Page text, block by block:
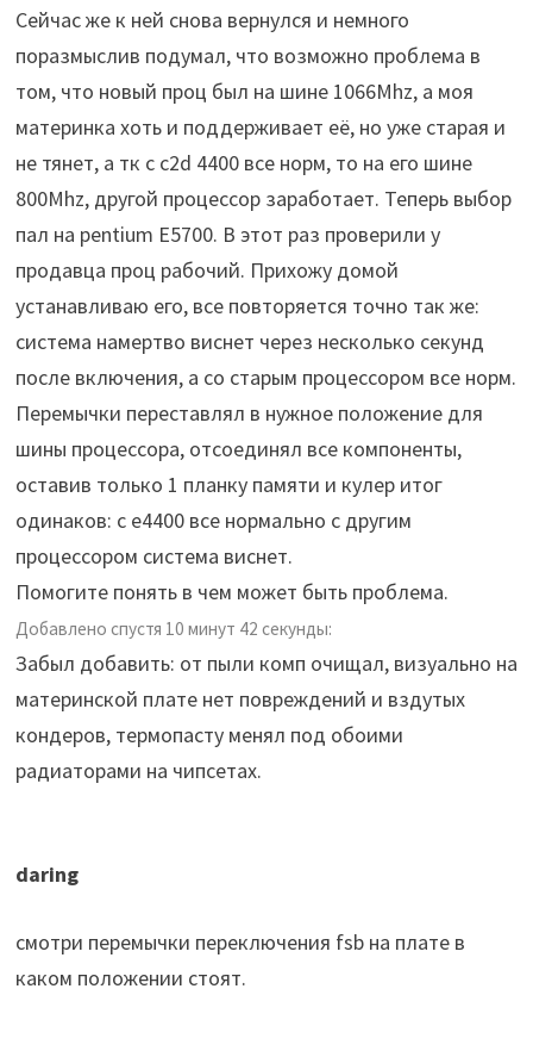
Сейчас же к ней снова вернулся и немного
поразмыслив подумал, что возможно проблема в
том, что новый проц был на шине 1066Mhz, а моя
материнка хоть и поддерживает её, но уже старая и
не тянет, а тк с c2d 4400 все норм, то на его шине
800Mhz, другой процессор заработает. Теперь выбор
пал на pentium E5700. В этот раз проверили у
продавца проц рабочий. Прихожу домой
устанавливаю его, все повторяется точно так же:
система намертво виснет через несколько секунд
после включения, а со старым процессором все норм.
Перемычки переставлял в нужное положение для
шины процессора, отсоединял все компоненты,
оставив только 1 планку памяти и кулер итог
одинаков: с e4400 все нормально с другим
процессором система виснет.
Помогите понять в чем может быть проблема.
Добавлено спустя 10 минут 42 секунды:
Забыл добавить: от пыли комп очищал, визуально на
материнской плате нет повреждений и вздутых
кондеров, термопасту менял под обоими
радиаторами на чипсетах.
daring
смотри перемычки переключения fsb на плате в
каком положении стоят.